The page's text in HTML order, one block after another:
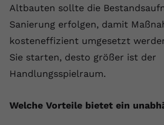
Altbauten sollte die
Sanierung erfolgen, damit
kosteneffizient umgesetzt
Sie starten, desto größer ist der
Handlungsspielraum.
Welche Vorteile bietet ein